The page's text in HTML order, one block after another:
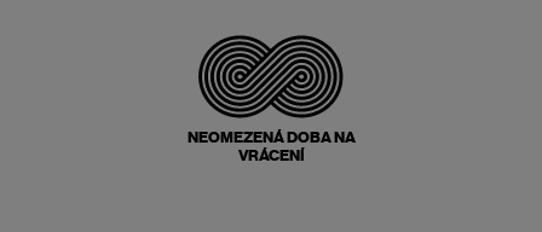
NEOMEZENÁ DOBA NA
VRÁCENÍ